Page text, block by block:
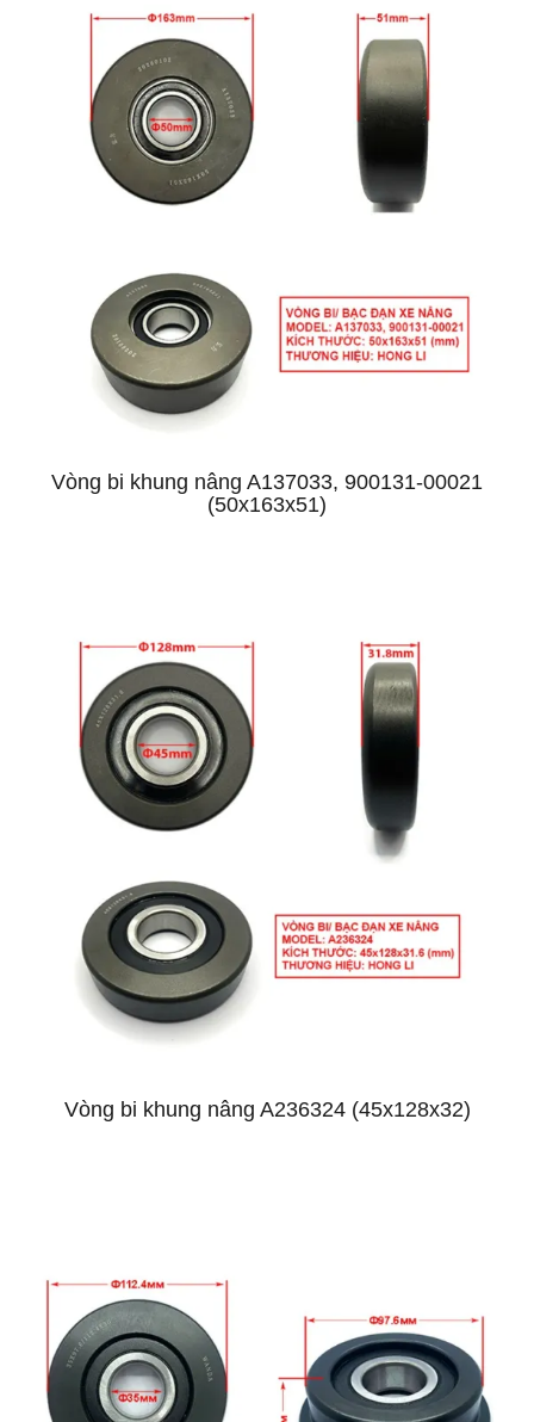
Vòng bi khung nâng A137033, 900131-00021
(50x163x51)
Vòng bi khung nâng A236324 (45x128x32)